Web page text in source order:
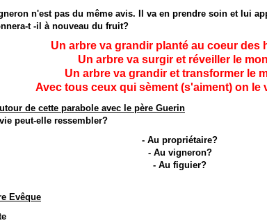
n'est pas du même avis. Il va en prendre soin et lui
t -il à nouveau du fruit?
Un arbre va grandir planté au coeur des
Un arbre va surgir et réveiller le
Un arbre va grandir et transformer le
Avec tous ceux qui sèment (s'aiment) on le
de cette parabole avec le père Guerin
peut-elle ressembler?
- Au propriétaire?
- Au vigneron?
- Au figuier?
Evêque